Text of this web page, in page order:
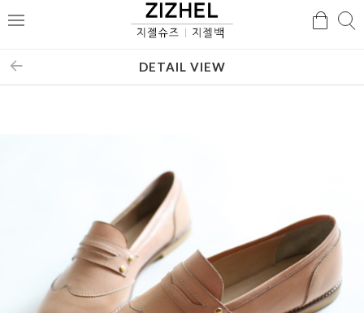
메
검
DETAIL VIEW